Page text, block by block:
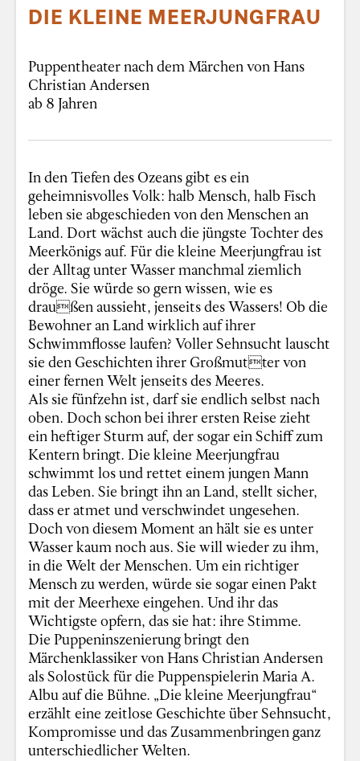
DIE KLEINE MEERJUNGFRAU
Puppentheater nach dem Märchen von Hans
Christian Andersen
ab 8 Jahren
In den Tiefen des Ozeans gibt es ein
geheimnisvolles Volk: halb Mensch, halb Fisch
leben sie abgeschieden von den Menschen an
Land. Dort wächst auch die jüngste Tochter des
Meerkönigs auf. Für die kleine Meerjungfrau ist
der Alltag unter Wasser manchmal ziemlich
dröge. Sie würde so gern wissen, wie es
draußen aussieht, jenseits des Wassers! Ob die
Bewohner an Land wirklich auf ihrer
Schwimmflosse laufen? Voller Sehnsucht lauscht
sie den Geschichten ihrer Großmutter von
einer fernen Welt jenseits des Meeres.
Als sie fünfzehn ist, darf sie endlich selbst nach
oben. Doch schon bei ihrer ersten Reise zieht
ein heftiger Sturm auf, der sogar ein Schiff zum
Kentern bringt. Die kleine Meerjungfrau
schwimmt los und rettet einem jungen Mann
das Leben. Sie bringt ihn an Land, stellt sicher,
dass er atmet und verschwindet ungesehen.
Doch von diesem Moment an hält sie es unter
Wasser kaum noch aus. Sie will wieder zu ihm,
in die Welt der Menschen. Um ein richtiger
Mensch zu werden, würde sie sogar einen Pakt
mit der Meerhexe eingehen. Und ihr das
Wichtigste opfern, das sie hat: ihre Stimme.
Die Puppeninszenierung bringt den
Märchenklassiker von Hans Christian Andersen
als Solostück für die Puppenspielerin Maria A.
Albu auf die Bühne. „Die kleine Meerjungfrau“
erzählt eine zeitlose Geschichte über Sehnsucht,
Kompromisse und das Zusammenbringen ganz
unterschiedlicher Welten.